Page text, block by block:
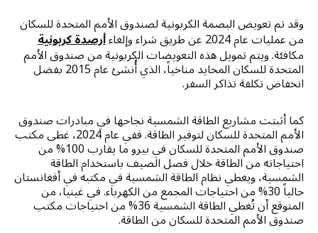
وقد تم تعويض البصمة الكربونية لصندوق الأمم المتحدة للسكان
من عمليات عام 2024 عن طريق شراء وإلغاء أرصدة كربونية
مكافئة. ويتم تمويل هذه التعويضات الكربونية من صندوق الأمم
المتحدة للسكان المحايد مناخياً، الذي أُنشئ عام 2015 بفضل
انخفاض تكلفة تذاكر السفر.
كما أثبتت مشاريع الطاقة الشمسية نجاحها في مبادرات صندوق
الأمم المتحدة للسكان لتوفير الطاقة. ففي عام 2024، غطى مكتب
صندوق الأمم المتحدة للسكان في بيرو ما يقارب 100% من
احتياجاته من الطاقة خلال فصل الصيف باستخدام الطاقة
الشمسية، ويغطي نظام الطاقة الشمسية في مكتبه في أفغانستان
حالياً 30% من احتياجات المجمع من الكهرباء. في غينيا، من
المتوقع أن تُغطي الطاقة الشمسية 36% من احتياجات مكتب
صندوق الأمم المتحدة للسكان من الطاقة.